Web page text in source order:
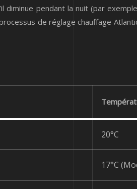
pendant la nuit (par
de réglage chauffage
20°C
17°C